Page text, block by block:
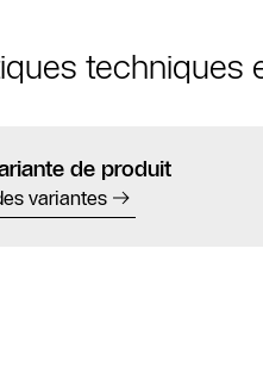
techniques
de produit
variantes